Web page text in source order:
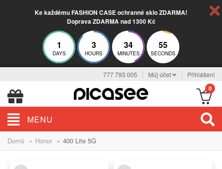
Ke každému FASHION CASE ochranné sklo ZDARMA!
Doprava ZDARMA nad 1300 Kč
1
DAYS
3
HOURS
34
MINUTES
54
SECONDS
777 793 005 Můj účet Přihlášení
0
MENU
Domů » Honor » 400 Lite 5G